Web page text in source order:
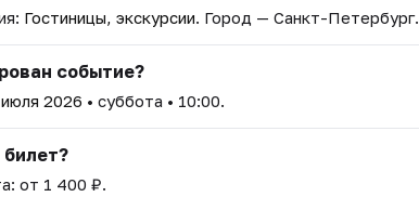
Гостиницы, экскурсии. Город — Санкт-Петербург.
событие?
2026 • суббота • 10:00.
от 1 400 ₽.